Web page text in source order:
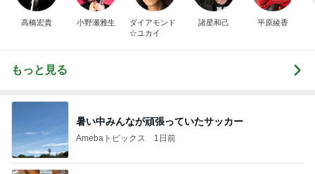
高橋宏貴 小野瀬雅生
ダイアモンド
☆ユカイ
諸星和己 平原綾香
もっと見る
暑い中みんなが頑張っていたサッカー
Amebaトピックス 1日前